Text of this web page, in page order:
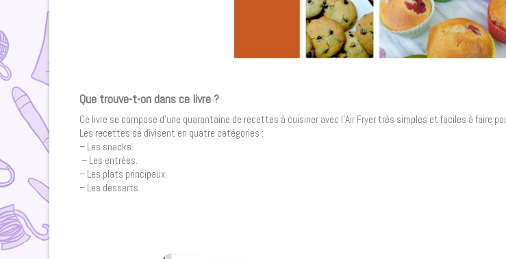
Que trouve-t-on dans ce livre ?
Ce livre se compose d’une quarantaine de recettes à cuisiner avec l’Air Fryer très simples et faciles à faire
Les recettes se divisent en quatre catégories :
– Les snacks.
– Les entrées.
– Les plats principaux.
– Les desserts.